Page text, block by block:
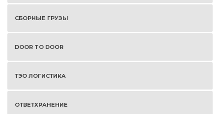
СБОРНЫЕ ГРУЗЫ
DOOR TO DOOR
ТЭО ЛОГИСТИКА
ОТВЕТХРАНЕНИЕ